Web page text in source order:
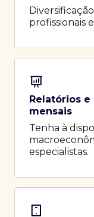
profissionais
Relatórios
mensais
Tenha à
especialistas.